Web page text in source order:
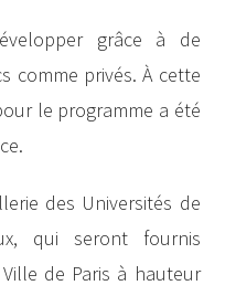
grâce à de
comme privés. À cette
le programme a été
des Universités de
qui seront fournis
de Paris à hauteur